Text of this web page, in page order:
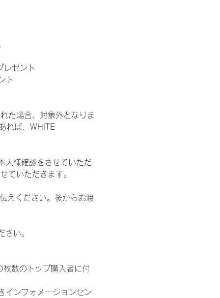
レゼント
ト
た場合、対象外となりま
れば、WHITE
人様確認をさせていただ
ていただきます。
えください。後からお渡
い。
数のトップ購入者に付
インフォメーションセン